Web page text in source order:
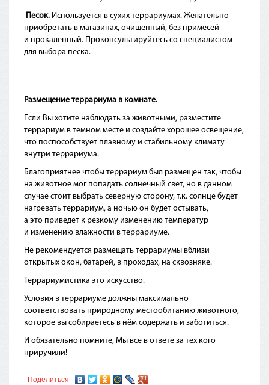
Песок. Используется в сухих террариумах. Желательно
приобретать в магазинах, очищенный, без примесей
и прокаленный. Проконсультируйтесь со специалистом
для выбора песка.
Размещение террариума в комнате.
Если Вы хотите наблюдать за животными, разместите
террариум в темном месте и создайте хорошее освещение,
что поспособствует плавному и стабильному климату
внутри террариума.
Благоприятнее чтобы террариум был размещен так, чтобы
на животное мог попадать солнечный свет, но в данном
случае стоит выбрать северную сторону, т.к. солнце будет
нагревать террариум, а ночью он будет остывать,
а это приведет к резкому изменению температур
и изменению влажности в террариуме.
Не рекомендуется размещать террариумы вблизи
открытых окон, батарей, в проходах, на сквозняке.
Террариумистика это искусство.
Условия в террариуме должны максимально
соответствовать природному местообитанию животного,
которое вы собираетесь в нём содержать и заботиться.
И обязательно помните, Мы все в ответе за тех кого
приручили!
Поделиться